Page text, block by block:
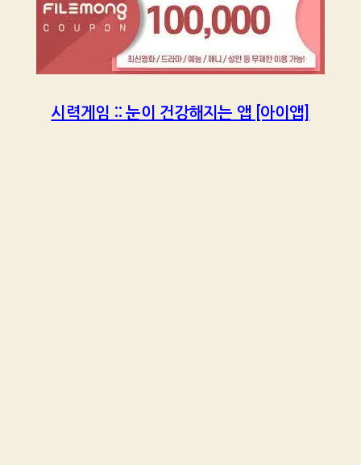
시력게임 :: 눈이 건강해지는 앱 [아이앱]